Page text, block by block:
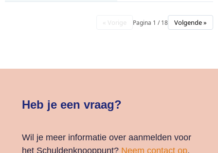
« Vorige Pagina 1 / 18 Volgende »
Heb je een vraag?
Wil je meer informatie over aanmelden voor
het Schuldenknooppunt? Neem contact op.